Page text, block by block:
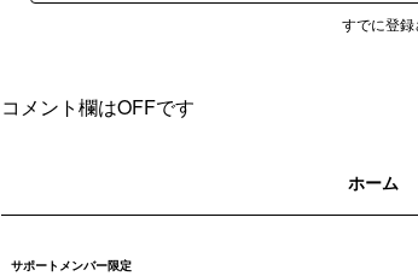
すでに登
コメント欄はOFFです
ホーム
サポートメンバー限定